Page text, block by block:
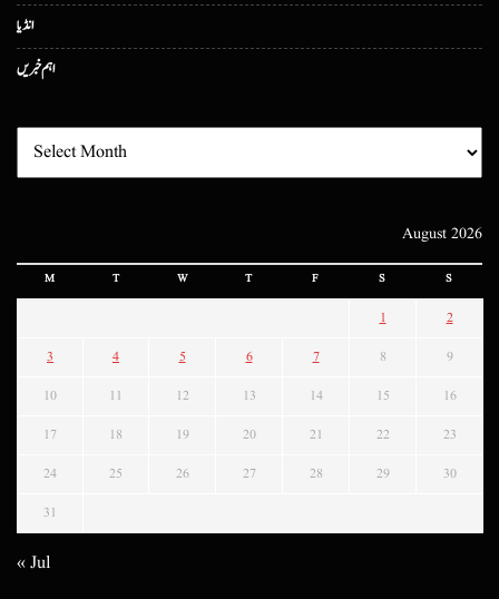
انڈیا
اہم خبریں
August 2026
M T W T F S S
1 2
3 4 5 6 7 8 9
10 11 12 13 14 15 16
17 18 19 20 21 22 23
24 25 26 27 28 29 30
31
« Jul